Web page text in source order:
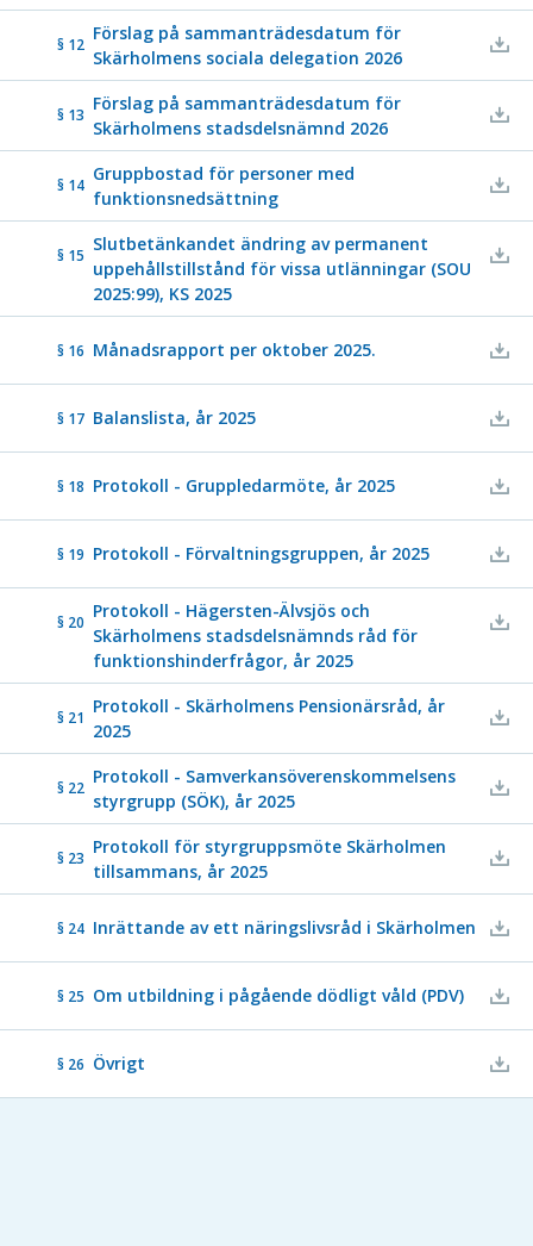
§ 12
Förslag på sammanträdesdatum för
Skärholmens sociala delegation 2026
§ 13
Förslag på sammanträdesdatum för
Skärholmens stadsdelsnämnd 2026
§ 14
Gruppbostad för personer med
funktionsnedsättning
§ 15
Slutbetänkandet ändring av permanent
uppehållstillstånd för vissa utlänningar (SOU
2025:99), KS 2025
§ 16 Månadsrapport per oktober 2025.
§ 17 Balanslista, år 2025
§ 18 Protokoll - Gruppledarmöte, år 2025
§ 19 Protokoll - Förvaltningsgruppen, år 2025
§ 20
Protokoll - Hägersten-Älvsjös och
Skärholmens stadsdelsnämnds råd för
funktionshinderfrågor, år 2025
§ 21
Protokoll - Skärholmens Pensionärsråd, år
2025
§ 22
Protokoll - Samverkansöverenskommelsens
styrgrupp (SÖK), år 2025
§ 23
Protokoll för styrgruppsmöte Skärholmen
tillsammans, år 2025
§ 24 Inrättande av ett näringslivsråd i Skärholmen
§ 25 Om utbildning i pågående dödligt våld (PDV)
§ 26 Övrigt